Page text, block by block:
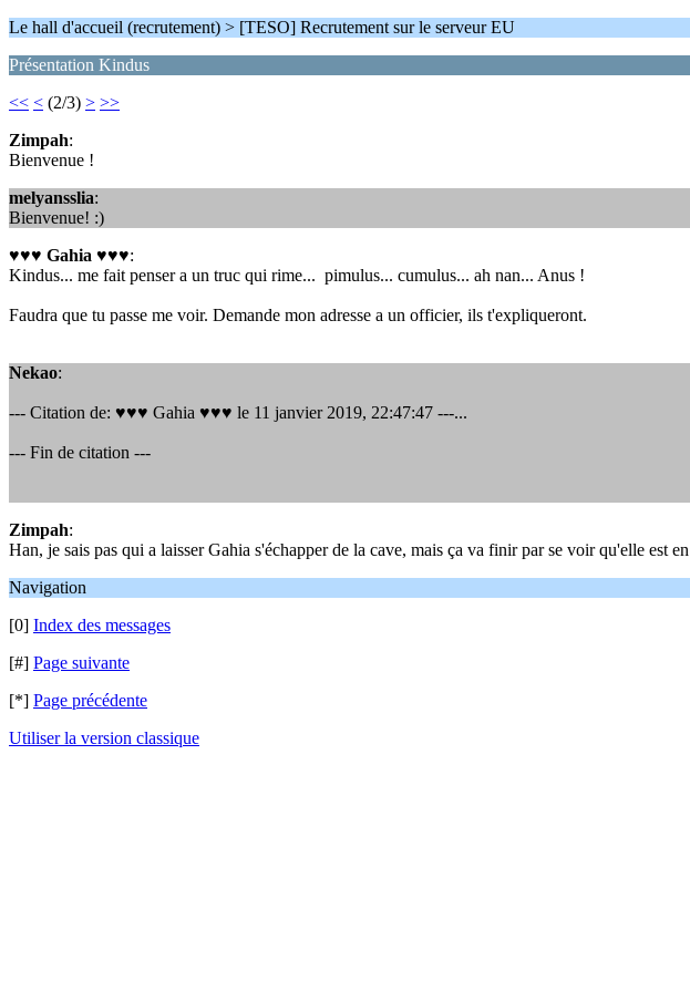
Le hall d'accueil (recrutement) > [TESO] Recrutement sur le serveur EU
Présentation Kindus
<< < (2/3) > >>
Zimpah:
Bienvenue !
melyansslia:
Bienvenue! :)
♥♥♥ Gahia ♥♥♥:
Kindus... me fait penser a un truc qui rime... pimulus... cumulus... ah nan... Anus !
Faudra que tu passe me voir. Demande mon adresse a un officier, ils t'expliqueront.
Nekao:
--- Citation de: ♥♥♥ Gahia ♥♥♥ le 11 janvier 2019, 22:47:47 ---...
--- Fin de citation ---
Zimpah:
Han, je sais pas qui a laisser Gahia s'échapper de la cave, mais ça va finir par se voir qu'elle est
Navigation
[0] Index des messages
[#] Page suivante
[*] Page précédente
Utiliser la version classique